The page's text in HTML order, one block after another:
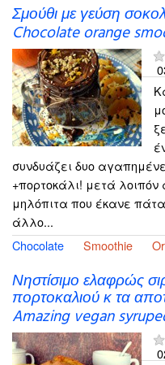
Σμούθι με γεύση
Chocolate orange
συνδυάζει δυο
+πορτοκάλι! μετά
μηλόπιτα που έκανε
άλλο...
Chocolate
Smoothie
Νηστίσιμο ελαφρώς
πορτοκαλιού κ τα
Amazing vegan